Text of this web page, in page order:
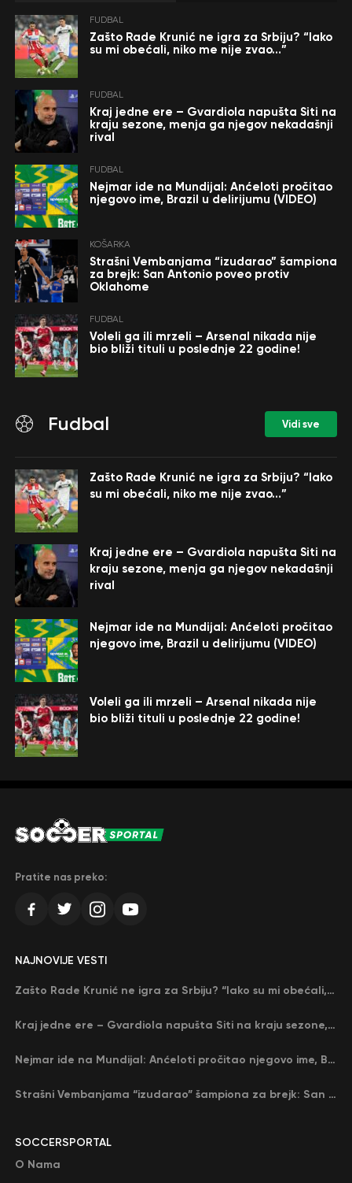
FUDBAL
Zašto Rade Krunić ne igra za Srbiju? “Iako
su mi obećali, niko me nije zvao…”
FUDBAL
Kraj jedne ere – Gvardiola napušta Siti na
kraju sezone, menja ga njegov nekadašnji
rival
FUDBAL
Nejmar ide na Mundijal: Anćeloti pročitao
njegovo ime, Brazil u delirijumu (VIDEO)
KOŠARKA
Strašni Vembanjama “izudarao” šampiona
za brejk: San Antonio poveo protiv
Oklahome
FUDBAL
Voleli ga ili mrzeli – Arsenal nikada nije
bio bliži tituli u poslednje 22 godine!
Fudbal Vidi sve
Zašto Rade Krunić ne igra za Srbiju? “Iako
su mi obećali, niko me nije zvao…”
Kraj jedne ere – Gvardiola napušta Siti na
kraju sezone, menja ga njegov nekadašnji
rival
Nejmar ide na Mundijal: Anćeloti pročitao
njegovo ime, Brazil u delirijumu (VIDEO)
Voleli ga ili mrzeli – Arsenal nikada nije
bio bliži tituli u poslednje 22 godine!
Pratite nas preko:
SOCCERSPORTAL
O Nama
NAJNOVIJE VESTI
Zašto Rade Krunić ne igra za Srbiju? “Iako su mi obećali, niko me nije zvao…”
Kraj jedne ere – Gvardiola napušta Siti na kraju sezone, menja ga njegov nekadašnji rival
Nejmar ide na Mundijal: Anćeloti pročitao njegovo ime, Brazil u delirijumu (VIDEO)
Strašni Vembanjama “izudarao” šampiona za brejk: San Antonio poveo protiv Oklahome